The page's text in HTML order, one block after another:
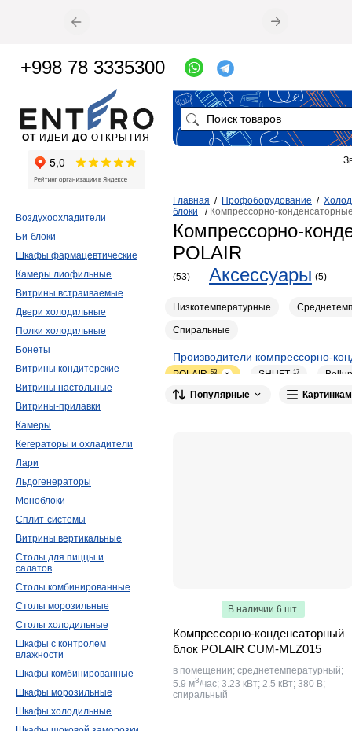
Главная / Профоборудование /
блоки / Компрессорно-
Компрессорно-
POLAIR
(53) Аксессуары (5)
Низкотемпературные
Спиральные
Производители компрессорно-
POLAIR 53 SHUFT 17
Intercold 8 Electrolux 3
Популярные
В наличии 6 шт.
Компрессорно-конденсаторный
блок POLAIR CUM-MLZ015
в помещении; среднетемпературный;
5.9 м3/час; 3.23 кВт; 2.5 кВт; 380 В;
спиральный
Воздухоохладители
Би-блоки
Шкафы фармацевтические
Камеры лиофильные
Витрины встраиваемые
Двери холодильные
Полки холодильные
Бонеты
Витрины кондитерские
Витрины настольные
Витрины-прилавки
Камеры
Кегераторы и охладители
Лари
Льдогенераторы
Моноблоки
Сплит-системы
Витрины вертикальные
Столы для пиццы и
салатов
Столы комбинированные
Столы морозильные
Столы холодильные
Шкафы с контролем
влажности
Шкафы комбинированные
Шкафы морозильные
Шкафы холодильные
ОТ ИДЕИ ДО ОТКРЫТИЯ
+998 78 3335300